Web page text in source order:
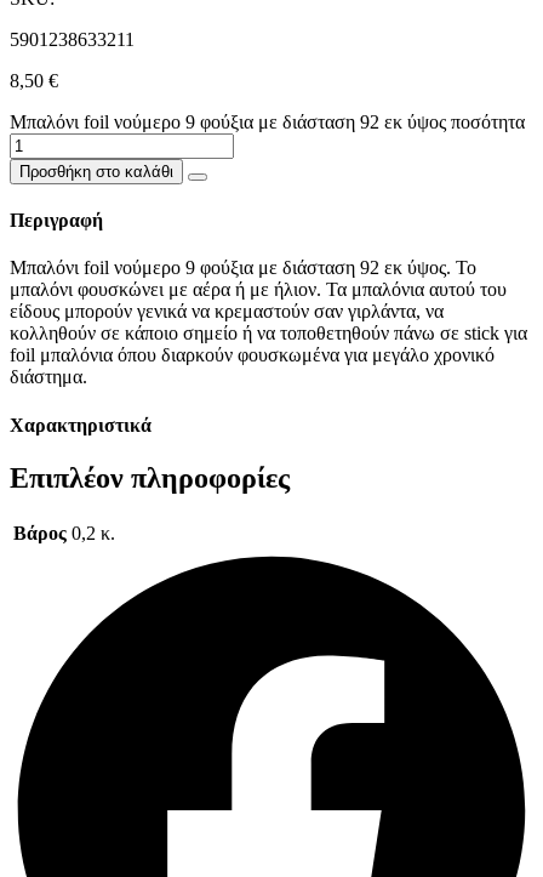
5901238633211
8,50 €
Μπαλόνι foil νούμερο 9 φούξια με διάσταση 92 εκ ύψος ποσότητα
Προσθήκη στο καλάθι
Περιγραφή
Μπαλόνι foil νούμερο 9 φούξια με διάσταση 92 εκ ύψος. Το
μπαλόνι φουσκώνει με αέρα ή με ήλιον. Τα μπαλόνια αυτού του
είδους μπορούν γενικά να κρεμαστούν σαν γιρλάντα, να
κολληθούν σε κάποιο σημείο ή να τοποθετηθούν πάνω σε stick για
foil μπαλόνια όπου διαρκούν φουσκωμένα για μεγάλο χρονικό
διάστημα.
Χαρακτηριστικά
Επιπλέον πληροφορίες
Βάρος 0,2 κ.